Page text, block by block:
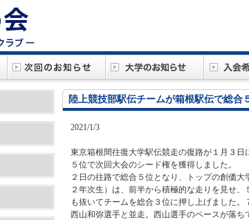
陸上競技部駅伝チームが箱根駅伝で総合
2021/1/3
東京箱根間往復大学駅伝競走の復路が１月３
５位で次回大会のシード権を獲得しました。
２日の往路で総合５位となり、トップの創価
２年次生）は、前半から積極的な走りを見せ
も抜いてチームを総合３位に押し上げました
西山和弥選手と並走。西山選手のペースが落